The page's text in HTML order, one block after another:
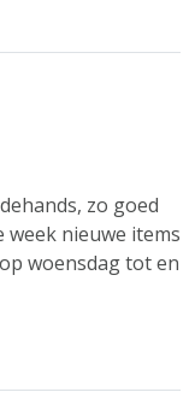
zo goed
nieuwe items
woensdag tot en